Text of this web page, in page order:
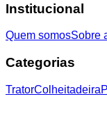
Institucional
Quem somosSobre
Categorias
TratorColheitadeira